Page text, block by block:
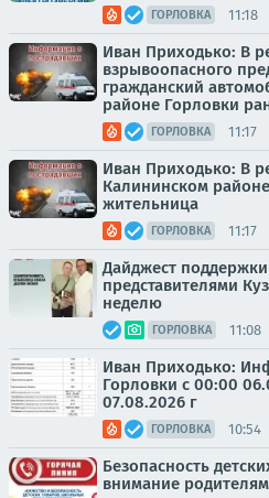
ГОРЛОВКА 11:18
Иван Приходько: В
взрывоопасного
гражданский
районе Горловки
ГОРЛОВКА 11:17
Иван Приходько: В
Калининском
жительница
ГОРЛОВКА 11:17
Дайджест
представителями
неделю
ГОРЛОВКА 11:08
Иван Приходько:
Горловки с 00:00
07.08.2026 г
ГОРЛОВКА 10:54
Безопасность
внимание родителям